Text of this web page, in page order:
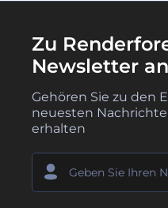
Zu
Newsletter
Gehören Sie zu den
neuesten
erhalten